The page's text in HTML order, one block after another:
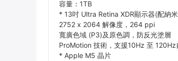
容量：1TB
* 13吋 Ultra Retina XDR顯示器(配納
2752 x 2064 解像度，264 ppi
寬廣色域 (P3)及原色調，防反光塗層
ProMotion 技術，支援10Hz 至 120Hz
* Apple M5 晶片